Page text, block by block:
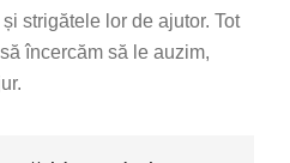
strigătele lor de ajutor. Tot
încercăm să le auzim,